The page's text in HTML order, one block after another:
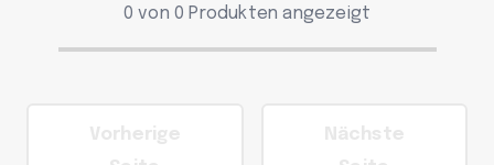
0 von 0 Produkten angezeigt